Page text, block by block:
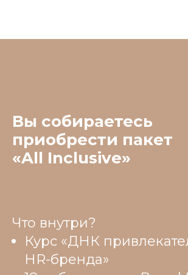
Вы собираетесь
приобрести пакет
«All Inclusive»
Что внутри?
Курс «ДНК
HR-бренда»